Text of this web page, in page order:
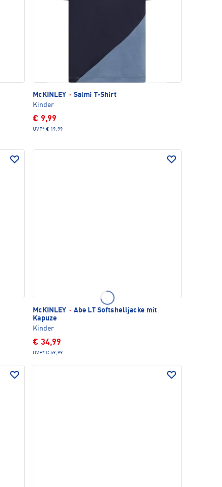
McKINLEY · Salmi T-Shirt
Kinder
€ 9,99
UVP* € 19,99
McKINLEY · Abe LT Softshelljacke mit
Kapuze
Kinder
€ 34,99
UVP* € 59,99